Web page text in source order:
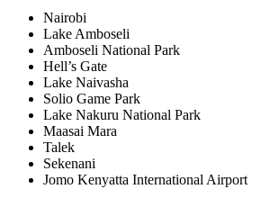
Nairobi
Lake Amboseli
Amboseli National Park
Hell’s Gate
Lake Naivasha
Solio Game Park
Lake Nakuru National Park
Maasai Mara
Talek
Sekenani
Jomo Kenyatta International Airport